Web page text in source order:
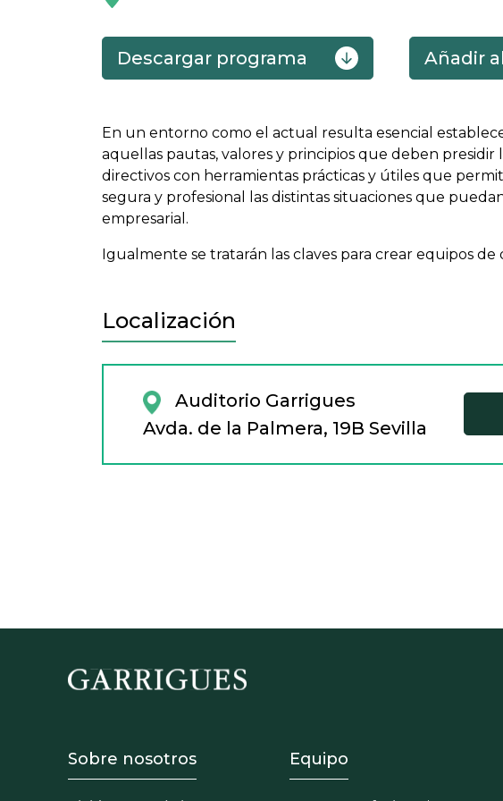
Descargar programa Añadir
En un entorno como el actual resulta esencial
aquellas pautas, valores y principios que deben
directivos con herramientas prácticas y útiles que
segura y profesional las distintas situaciones que
empresarial.
Igualmente se tratarán las claves para crear equipos de
Localización
Auditorio Garrigues
Avda. de la Palmera, 19B Sevilla
Footer - Sobre Nosotros
Sobre nosotros Footer - Equipo
Equipo